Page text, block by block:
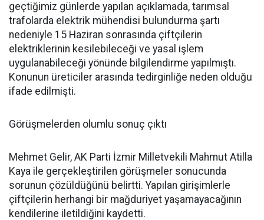
geçtiğimiz günlerde yapılan açıklamada, tarımsal
trafolarda elektrik mühendisi bulundurma şartı
nedeniyle 15 Haziran sonrasında çiftçilerin
elektriklerinin kesilebileceği ve yasal işlem
uygulanabileceği yönünde bilgilendirme yapılmıştı.
Konunun üreticiler arasında tedirginliğe neden olduğu
ifade edilmişti.
Görüşmelerden olumlu sonuç çıktı
Mehmet Gelir, AK Parti İzmir Milletvekili Mahmut Atilla
Kaya ile gerçekleştirilen görüşmeler sonucunda
sorunun çözüldüğünü belirtti. Yapılan girişimlerle
çiftçilerin herhangi bir mağduriyet yaşamayacağının
kendilerine iletildiğini kaydetti.